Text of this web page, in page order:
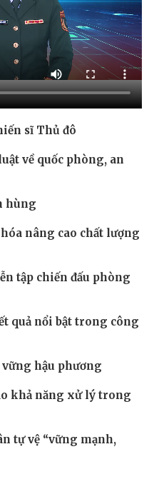
sĩ Thủ đô
về quốc phòng, an
hùng
nâng cao chất lượng
tập chiến đấu phòng
quả nổi bật trong công
hậu phương
khả năng xử lý trong
tự vệ “vững mạnh,